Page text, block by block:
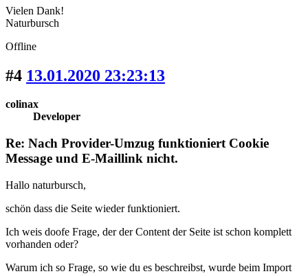
Vielen Dank!
Naturbursch
Offline
#4 13.01.2020 23:23:13
colinax
Developer
Re: Nach Provider-Umzug funktioniert Cookie
Message und E-Maillink nicht.
Hallo naturbursch,
schön dass die Seite wieder funktioniert.
Ich weis doofe Frage, der der Content der Seite ist schon komplett
vorhanden oder?
Warum ich so Frage, so wie du es beschreibst, wurde beim Import